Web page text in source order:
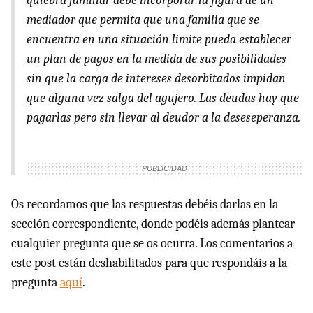
mediador que permita que una familia que se
encuentra en una situación limite pueda establecer
un plan de pagos en la medida de sus posibilidades
sin que la carga de intereses desorbitados impidan
que alguna vez salga del agujero. Las deudas hay que
pagarlas pero sin llevar al deudor a la deseseperanza.
Os recordamos que las respuestas debéis darlas en la
sección correspondiente, donde podéis además plantear
cualquier pregunta que se os ocurra. Los comentarios a
este post están deshabilitados para que respondáis a la
preguntaaquí.